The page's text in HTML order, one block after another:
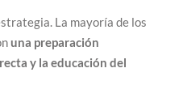
La mayoría de los
una preparación
y la educación del